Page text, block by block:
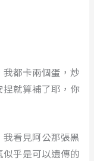
都卡兩個蛋，炒
就算補了耶，你
看見阿公那張黑
乎是可以遺傳的